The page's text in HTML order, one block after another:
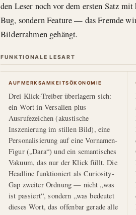
den Leser noch vor dem ersten Satz
Bug, sondern Feature — das Fremde
Bilderrahmen gehängt.
FUNKTIONALE LESART
AUFMERKSAMKEITSÖKONOMIE
Drei Klick-Treiber überlagern sich:
ein Wort in Versalien plus
Ausrufezeichen (akustische
Inszenierung im stillen Bild), eine
Personalisierung auf eine Vornamen-
Figur („Dara“) und ein semantisches
Vakuum, das nur der Klick füllt. Die
Headline funktioniert als Curiosity-
Gap zweiter Ordnung — nicht „was
ist passiert“, sondern „was bedeutet
dieses Wort, das offenbar gerade alle